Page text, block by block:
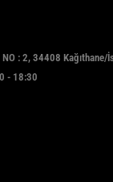
: 2, 34408 Kağıthane/
- 18:30